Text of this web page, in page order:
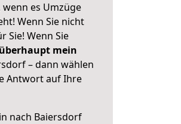
es Umzüge
Wenn Sie nicht
Sie! Wenn Sie
mein
– dann wählen
Antwort auf Ihre
nach Baiersdorf